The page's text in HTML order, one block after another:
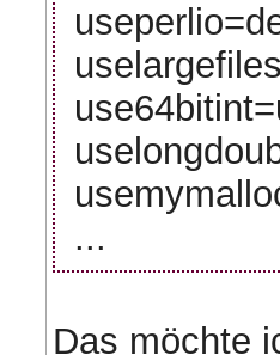
...
Das möchte